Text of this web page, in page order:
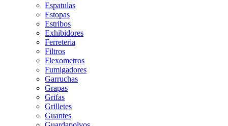
Espatulas
Estopas
Estribos
Exhibidores
Ferreteria
Filtros
Flexometros
Fumigadores
Garruchas
Grapas
Grifas
Grilletes
Guantes